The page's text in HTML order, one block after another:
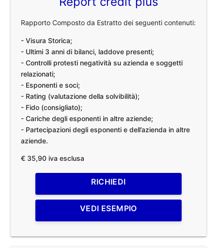
Rapporto Composto da Estratto dei seguenti contenuti:
- Visura Storica;
- Ultimi 3 anni di bilanci, laddove presenti;
- Controlli protesti negatività su azienda e soggetti
relazionati;
- Esponenti e soci;
- Rating (valutazione della solvibilità);
- Fido (consigliato);
- Cariche degli esponenti in altre aziende;
- Partecipazioni degli esponenti e dell’azienda in altre
aziende.
€ 35,90 iva esclusa
RICHIEDI
VEDI ESEMPIO